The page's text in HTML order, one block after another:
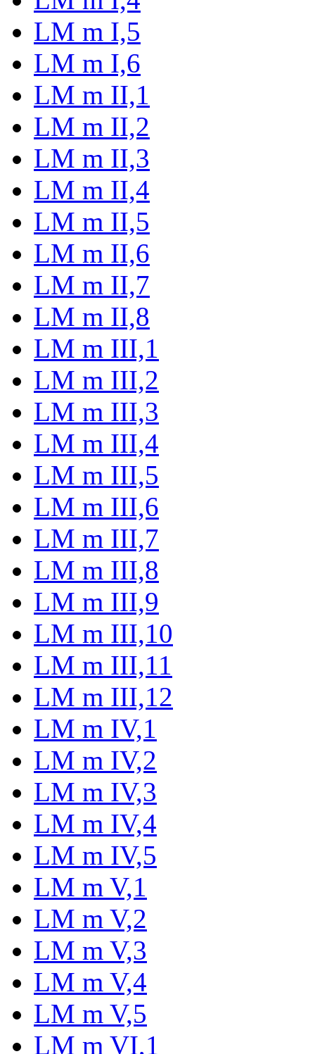
LM m I,5
LM m I,6
LM m II,1
LM m II,2
LM m II,3
LM m II,4
LM m II,5
LM m II,6
LM m II,7
LM m II,8
LM m III,1
LM m III,2
LM m III,3
LM m III,4
LM m III,5
LM m III,6
LM m III,7
LM m III,8
LM m III,9
LM m III,10
LM m III,11
LM m III,12
LM m IV,1
LM m IV,2
LM m IV,3
LM m IV,4
LM m IV,5
LM m V,1
LM m V,2
LM m V,3
LM m V,4
LM m V,5
LM m VI,1